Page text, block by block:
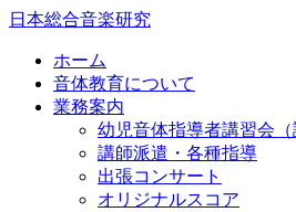
日本総合音楽研究
ホーム
音体教育について
業務案内
幼児音体指導者講習会（
講師派遣・各種指導
出張コンサート
オリジナルスコア